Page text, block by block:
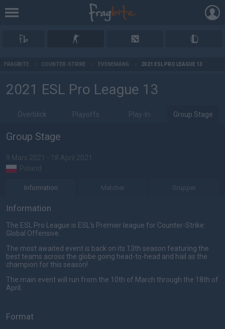
FRAGBITE COUNTER-STRIKE EVENEMANG 2021 ESL PRO LEAGUE 13
2021 ESL Pro League 13
Överblick Playoffs Play-In Group Stage
Group Stage
9 Mars 2021 - 18 April 2021
Poland
Information Matcher Grupper
Information
The ESL Pro League is ESL's Premier league for Counter-Strike:
Global Offensive.
The most awaited event is back on its 13th season featuring the
best teams across the globe going head-to-head and hail as the
champion for this season!
The main event will run from the 10th of March through the 18th of
April.
Format